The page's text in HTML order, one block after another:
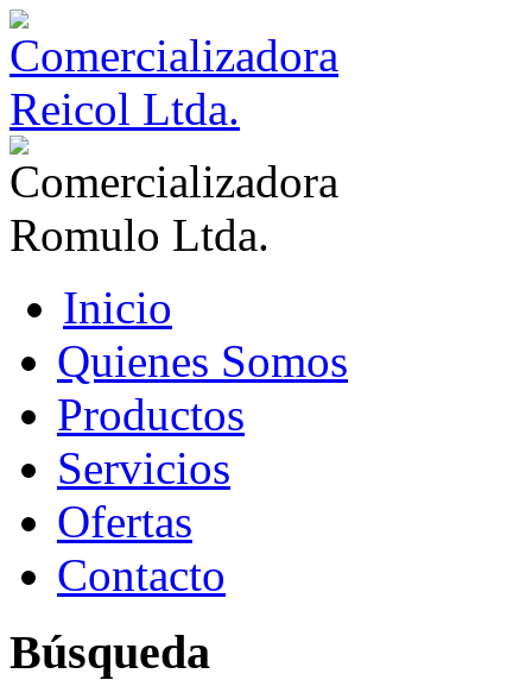
Inicio
Quienes Somos
Productos
Servicios
Ofertas
Contacto
Búsqueda